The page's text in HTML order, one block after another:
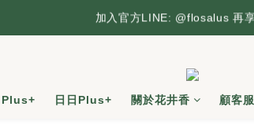
台灣本島滿2,500元享免運，搶
加入官方LINE: @flosalus 再
Plus+ 日日Plus+ 關於花井香 顧客